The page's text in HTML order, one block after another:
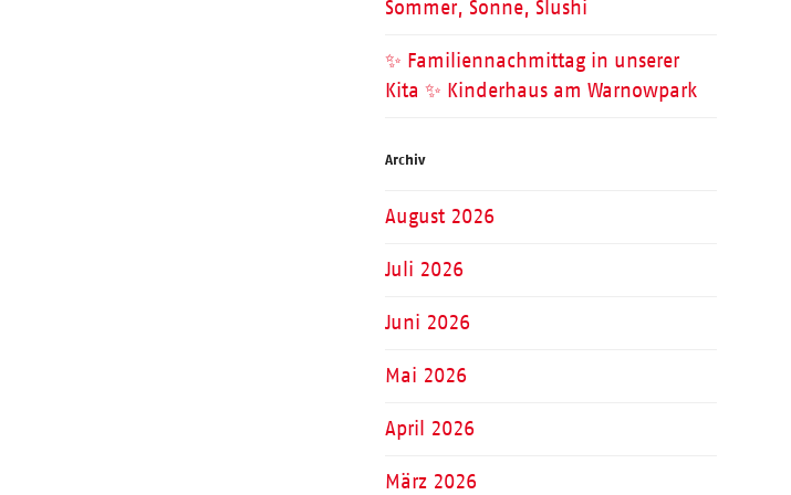
Sommer, Sonne, Slushi
✨ Familiennachmittag in unserer
Kita ✨ Kinderhaus am Warnowpark
Archiv
August 2026
Juli 2026
Juni 2026
Mai 2026
April 2026
März 2026